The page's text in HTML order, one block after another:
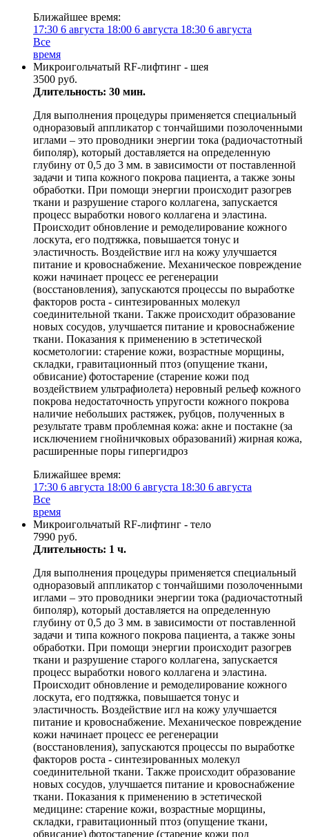
Ближайшее время:
17:30 6 августа 18:00 6 августа 18:30 6 августа
Все
время
Микроигольчатый RF-лифтинг - шея
3500 руб.
Длительность: 30 мин.
Для выполнения процедуры применяется специальный
одноразовый аппликатор с тончайшими позолоченными
иглами – это проводники энергии тока (радиочастотный
биполяр), который доставляется на определенную
глубину от 0,5 до 3 мм. в зависимости от поставленной
задачи и типа кожного покрова пациента, а также зоны
обработки. При помощи энергии происходит разогрев
ткани и разрушение старого коллагена, запускается
процесс выработки нового коллагена и эластина.
Происходит обновление и ремоделирование кожного
лоскута, его подтяжка, повышается тонус и
эластичность. Воздействие игл на кожу улучшается
питание и кровоснабжение. Механическое повреждение
кожи начинает процесс ее регенерации
(восстановления), запускаются процессы по выработке
факторов роста - синтезированных молекул
соединительной ткани. Также происходит образование
новых сосудов, улучшается питание и кровоснабжение
ткани. Показания к применению в эстетической
косметологии: старение кожи, возрастные морщины,
складки, гравитационный птоз (опущение ткани,
обвисание) фотостарение (старение кожи под
воздействием ультрафиолета) неровный рельеф кожного
покрова недостаточность упругости кожного покрова
наличие небольших растяжек, рубцов, полученных в
результате травм проблемная кожа: акне и постакне (за
исключением гнойничковых образований) жирная кожа,
расширенные поры гипергидроз
Ближайшее время:
17:30 6 августа 18:00 6 августа 18:30 6 августа
Все
время
Микроигольчатый RF-лифтинг - тело
7990 руб.
Длительность: 1 ч.
Для выполнения процедуры применяется специальный
одноразовый аппликатор с тончайшими позолоченными
иглами – это проводники энергии тока (радиочастотный
биполяр), который доставляется на определенную
глубину от 0,5 до 3 мм. в зависимости от поставленной
задачи и типа кожного покрова пациента, а также зоны
обработки. При помощи энергии происходит разогрев
ткани и разрушение старого коллагена, запускается
процесс выработки нового коллагена и эластина.
Происходит обновление и ремоделирование кожного
лоскута, его подтяжка, повышается тонус и
эластичность. Воздействие игл на кожу улучшается
питание и кровоснабжение. Механическое повреждение
кожи начинает процесс ее регенерации
(восстановления), запускаются процессы по выработке
факторов роста - синтезированных молекул
соединительной ткани. Также происходит образование
новых сосудов, улучшается питание и кровоснабжение
ткани. Показания к применению в эстетической
медицине: старение кожи, возрастные морщины,
складки, гравитационный птоз (опущение ткани,
обвисание) фотостарение (старение кожи под